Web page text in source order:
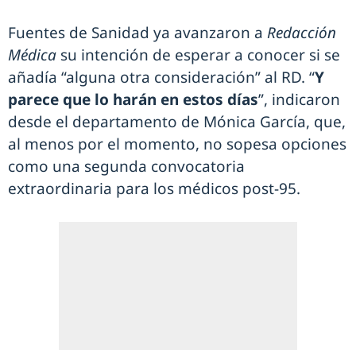
Fuentes de Sanidad ya avanzaron a Redacción
Médica su intención de esperar a conocer si se
añadía “alguna otra consideración” al RD. “Y
parece que lo harán en estos días”, indicaron
desde el departamento de Mónica García, que,
al menos por el momento, no sopesa opciones
como una segunda convocatoria
extraordinaria para los médicos post-95.